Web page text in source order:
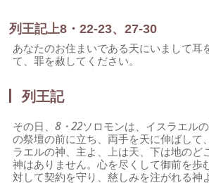
列王記上8・22-23、27-30
あなたのお住まいである天にいまして耳
て、罪を赦してください。
列王記
その日、8・22ソロモンは、イスラエル
の祭壇の前に立ち、両手を天に伸ばして
ラエルの神、主よ、上は天、下は地のど
神はありません。心を尽くして御前を歩
対して契約を守り、慈しみを注がれる神